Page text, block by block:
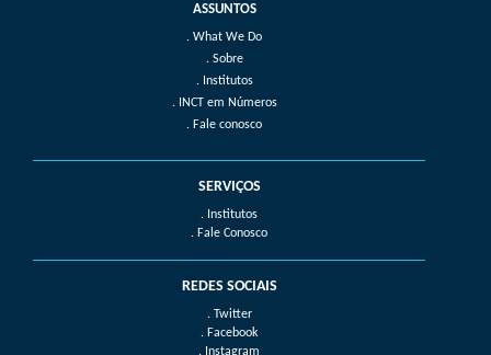
What We Do
Sobre
Institutos
INCT em Números
Fale conosco
SERVIÇOS
. Institutos
. Fale Conosco
REDES SOCIAIS
. Twitter
. Facebook
. Instagram